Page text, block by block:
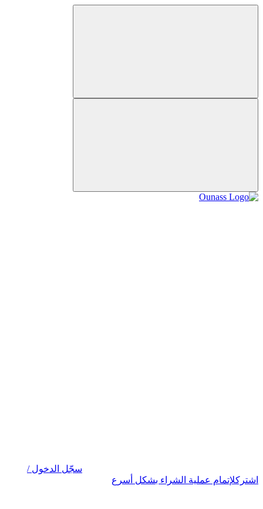
سجّل الدخول /
اشتركلإتمام عملية الشراء بشكل أسرع